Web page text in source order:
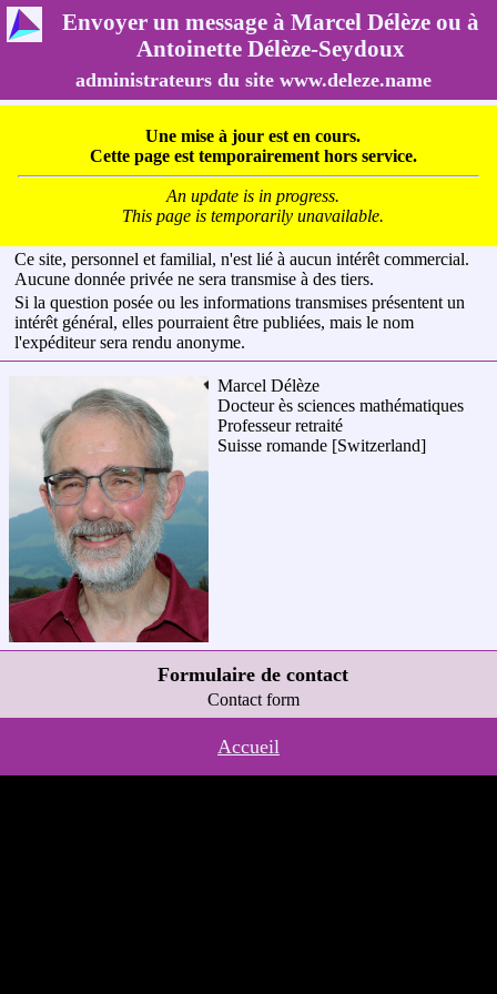
Envoyer un message à Marcel Délèze ou à
Antoinette Délèze-Seydoux
administrateurs du site www.deleze.name
Une mise à jour est en cours.
Cette page est temporairement hors service.
An update is in progress.
This page is temporarily unavailable.
Ce site, personnel et familial, n'est lié à aucun intérêt commercial.
Aucune donnée privée ne sera transmise à des tiers.
Si la question posée ou les informations transmises présentent un
intérêt général, elles pourraient être publiées, mais le nom
l'expéditeur sera rendu anonyme.
Marcel Délèze
Docteur ès sciences mathématiques
Professeur retraité
Suisse romande [Switzerland]
Formulaire de contact
Contact form
Accueil